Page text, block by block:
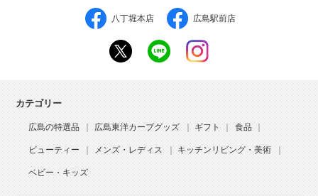
八丁堀本店 広島駅前店
カテゴリー
広島の特選品 広島東洋カープグッズ ギフト 食品
ビューティー メンズ・レディス キッチンリビング・美術
ベビー・キッズ